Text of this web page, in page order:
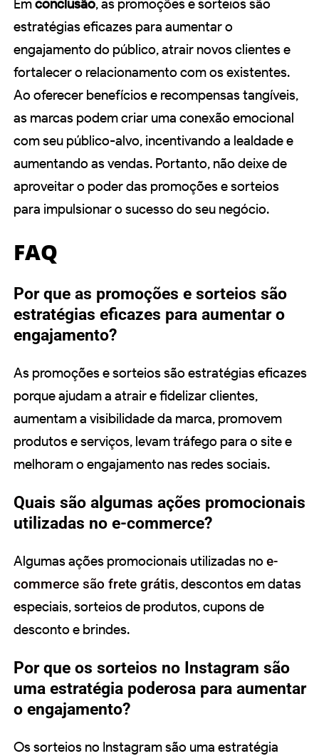
Emconclusão, as promoções e sorteios são
estratégias eficazes para aumentar o
engajamento do público, atrair novos clientes e
fortalecer o relacionamento com os existentes.
Ao oferecer benefícios e recompensas tangíveis,
as marcas podem criar uma conexão emocional
com seu público-alvo, incentivando a lealdade e
aumentando as vendas. Portanto, não deixe de
aproveitar o poder das promoções e sorteios
para impulsionar o sucesso do seu negócio.
FAQ
Por que as promoções e sorteios são
estratégias eficazes para aumentar o
engajamento?
As promoções e sorteios são estratégias eficazes
porque ajudam a atrair e fidelizar clientes,
aumentam a visibilidade da marca, promovem
produtos e serviços, levam tráfego para o site e
melhoram o engajamento nas redes sociais.
Quais são algumas ações promocionais
utilizadas no e-commerce?
Algumas ações promocionais utilizadas no e-
commerce são frete grátis, descontos em datas
especiais, sorteios de produtos, cupons de
desconto e brindes.
Por que os sorteios no Instagram são
uma estratégia poderosa para aumentar
o engajamento?
Os sorteios no Instagram são uma estratégia